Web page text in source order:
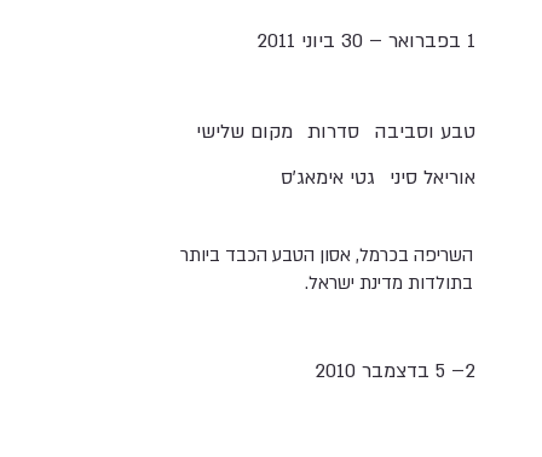
1 בפברואר – 30 ביוני 2011
מקום שלישי סדרות טבע וסביבה
גטי אימאג'ס
אוריאל סיני
השריפה בכרמל, אסון הטבע הכבד ביותר
בתולדות מדינת ישראל.
2– 5 בדצמבר 2010